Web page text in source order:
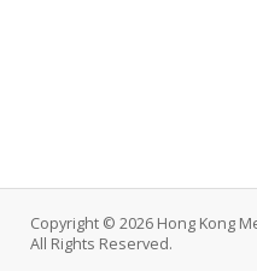
Copyright © 2026 Hong Kong
All Rights Reserved.